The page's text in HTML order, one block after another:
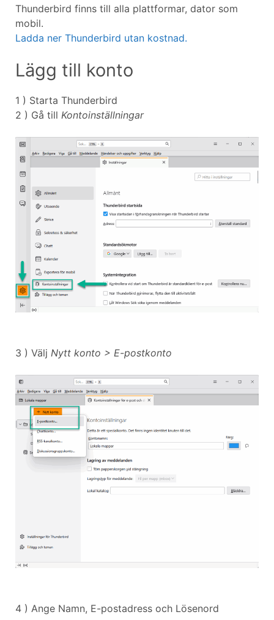
Thunderbird finns till alla plattformar, dator som
mobil.
Ladda ner Thunderbird utan kostnad.
Lägg till konto
1 ) Starta Thunderbird
2 ) Gå till Kontoinställningar
3 ) Välj Nytt konto > E-postkonto
4 ) Ange Namn, E-postadress och Lösenord